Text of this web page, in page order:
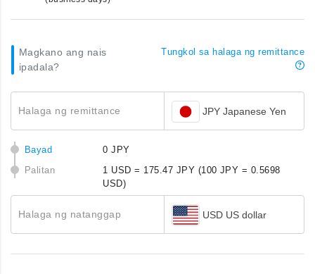
Magkano ang nais
ipadala?
Tungkol sa halaga ng remittance
Halaga ng remittance JPY Japanese Yen
Bayad
0 JPY
Palitan
1 USD = 175.47 JPY (100 JPY = 0.5698
USD)
Halaga ng natanggap USD US dollar